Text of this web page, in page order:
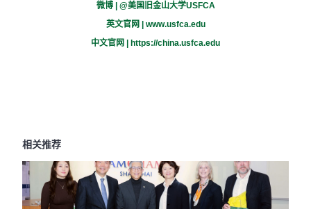
微博 | @美国旧金山大学USFCA
英文官网 | www.usfca.edu
中文官网 |
https://china.usfca.edu
相关推荐